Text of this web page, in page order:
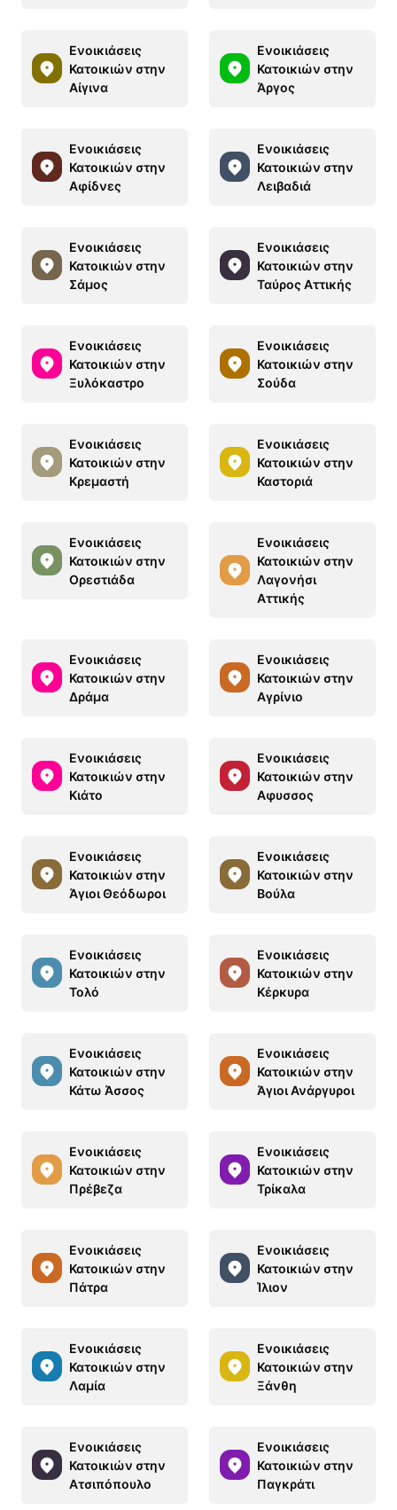
Ενοικιάσεις
Κατοικιών στην
Αίγινα
Ενοικιάσεις
Κατοικιών στην
Άργος
Ενοικιάσεις
Κατοικιών στην
Αφίδνες
Ενοικιάσεις
Κατοικιών στην
Λειβαδιά
Ενοικιάσεις
Κατοικιών στην
Σάμος
Ενοικιάσεις
Κατοικιών στην
Ταύρος Αττικής
Ενοικιάσεις
Κατοικιών στην
Ξυλόκαστρο
Ενοικιάσεις
Κατοικιών στην
Σούδα
Ενοικιάσεις
Κατοικιών στην
Κρεμαστή
Ενοικιάσεις
Κατοικιών στην
Καστοριά
Ενοικιάσεις
Κατοικιών στην
Ορεστιάδα
Ενοικιάσεις
Κατοικιών στην
Λαγονήσι
Αττικής
Ενοικιάσεις
Κατοικιών στην
Δράμα
Ενοικιάσεις
Κατοικιών στην
Αγρίνιο
Ενοικιάσεις
Κατοικιών στην
Κιάτο
Ενοικιάσεις
Κατοικιών στην
Αφυσσος
Ενοικιάσεις
Κατοικιών στην
Άγιοι Θεόδωροι
Ενοικιάσεις
Κατοικιών στην
Βούλα
Ενοικιάσεις
Κατοικιών στην
Τολό
Ενοικιάσεις
Κατοικιών στην
Κέρκυρα
Ενοικιάσεις
Κατοικιών στην
Κάτω Άσσος
Ενοικιάσεις
Κατοικιών στην
Άγιοι Ανάργυροι
Ενοικιάσεις
Κατοικιών στην
Πρέβεζα
Ενοικιάσεις
Κατοικιών στην
Τρίκαλα
Ενοικιάσεις
Κατοικιών στην
Πάτρα
Ενοικιάσεις
Κατοικιών στην
Ίλιον
Ενοικιάσεις
Κατοικιών στην
Λαμία
Ενοικιάσεις
Κατοικιών στην
Ξάνθη
Ενοικιάσεις
Κατοικιών στην
Ατσιπόπουλο
Ενοικιάσεις
Κατοικιών στην
Παγκράτι